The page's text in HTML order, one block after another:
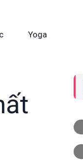
Yoga